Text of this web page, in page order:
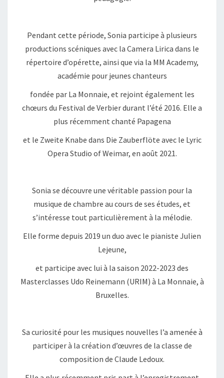
Pendant cette période, Sonia participe à plusieurs
productions scéniques avec la Camera Lirica dans le
répertoire d’opérette, ainsi que via la MM Academy,
académie pour jeunes chanteurs
fondée par La Monnaie, et rejoint également les
chœurs du Festival de Verbier durant l’été 2016. Elle a
plus récemment chanté Papagena
et le Zweite Knabe dans Die Zauberflöte avec le Lyric
Opera Studio of Weimar, en août 2021.
Sonia se découvre une véritable passion pour la
musique de chambre au cours de ses études, et
s’intéresse tout particulièrement à la mélodie.
Elle forme depuis 2019 un duo avec le pianiste Julien
Lejeune,
et participe avec lui à la saison 2022-2023 des
Masterclasses Udo Reinemann (URIM) à La Monnaie, à
Bruxelles.
Sa curiosité pour les musiques nouvelles l’a amenée à
participer à la création d’œuvres de la classe de
composition de Claude Ledoux.